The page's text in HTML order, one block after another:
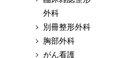
外科
別冊整形外科
胸部外科
がん看護